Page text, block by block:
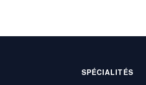
SPÉCIALITÉS